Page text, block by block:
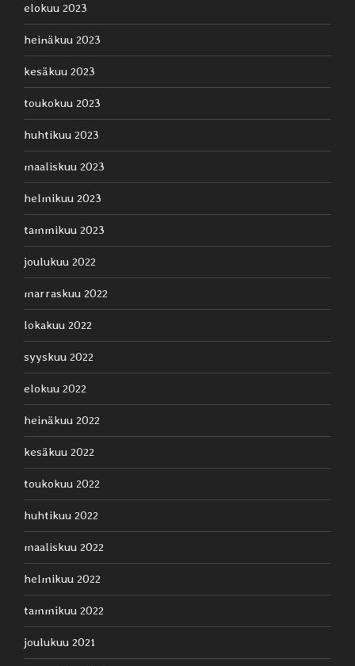
elokuu 2023
heinäkuu 2023
kesäkuu 2023
toukokuu 2023
huhtikuu 2023
maaliskuu 2023
helmikuu 2023
tammikuu 2023
joulukuu 2022
marraskuu 2022
lokakuu 2022
syyskuu 2022
elokuu 2022
heinäkuu 2022
kesäkuu 2022
toukokuu 2022
huhtikuu 2022
maaliskuu 2022
helmikuu 2022
tammikuu 2022
joulukuu 2021